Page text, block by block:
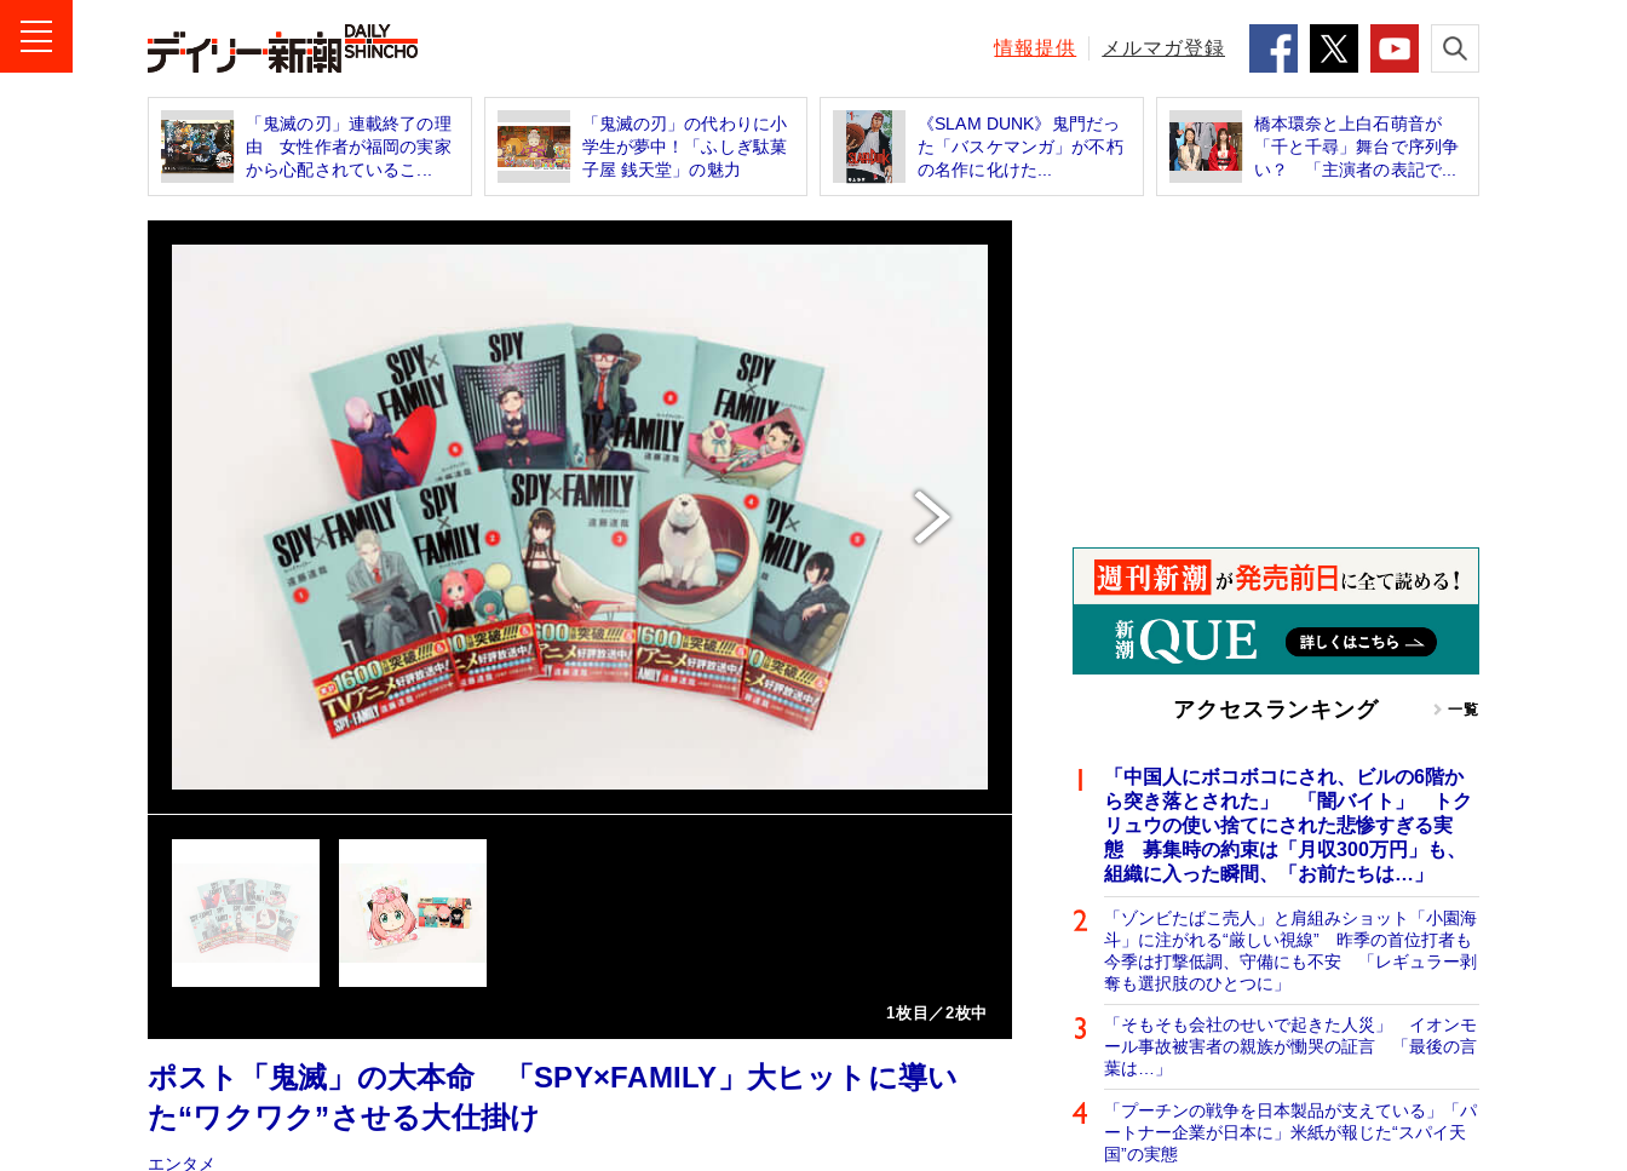
情報提供 メルマガ登録
「鬼滅の刃」連載終了の理
由 女性作者が福岡の実家
から心配されているこ...
「鬼滅の刃」の代わりに小
学生が夢中！「ふしぎ駄菓
子屋 銭天堂」の魅力
《SLAM DUNK》鬼門だっ
た「バスケマンガ」が不朽
の名作に化けた...
橋本環奈と上白石萌音が
「千と千尋」舞台で序列争
い？ 「主演者の表記で...
1枚目／2枚中
ポスト「鬼滅」の大本命 「SPY×FAMILY」大ヒットに導い
た“ワクワク”させる大仕掛け
エンタメ
アクセスランキング 一覧
「中国人にボコボコにされ、ビルの6階か
ら突き落とされた」 「闇バイト」 トク
リュウの使い捨てにされた悲惨すぎる実
態 募集時の約束は「月収300万円」も、
組織に入った瞬間、「お前たちは…」
「ゾンビたばこ売人」と肩組みショット「小園海
斗」に注がれる“厳しい視線” 昨季の首位打者も
今季は打撃低調、守備にも不安 「レギュラー剥
奪も選択肢のひとつに」
「そもそも会社のせいで起きた人災」 イオンモ
ール事故被害者の親族が慟哭の証言 「最後の言
葉は…」
「プーチンの戦争を日本製品が支えている」「パ
ートナー企業が日本に」米紙が報じた“スパイ天
国”の実態